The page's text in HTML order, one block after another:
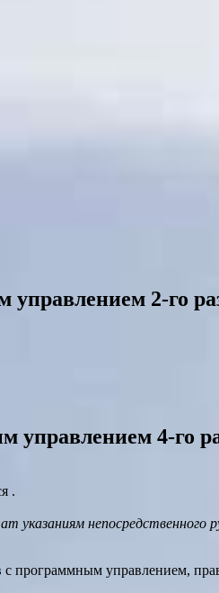
2-го
управлением 4-го
.
указаниям непосредственного
программным управлением,